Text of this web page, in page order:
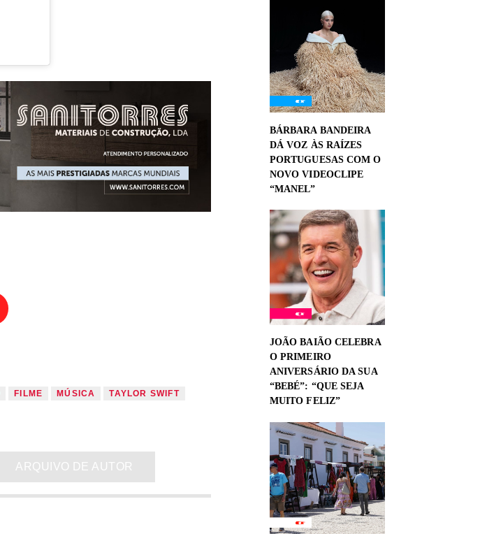
FILME MÚSICA TAYLOR SWIFT
ARQUIVO DE AUTOR
BÁRBARA BANDEIRA
DÁ VOZ ÀS RAÍZES
PORTUGUESAS COM O
NOVO VIDEOCLIPE
“MANEL”
JOÃO BAIÃO CELEBRA
O PRIMEIRO
ANIVERSÁRIO DA SUA
“BEBÉ”: “QUE SEJA
MUITO FELIZ”